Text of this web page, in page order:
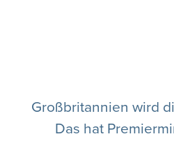
Großbritannien wird
Das hat